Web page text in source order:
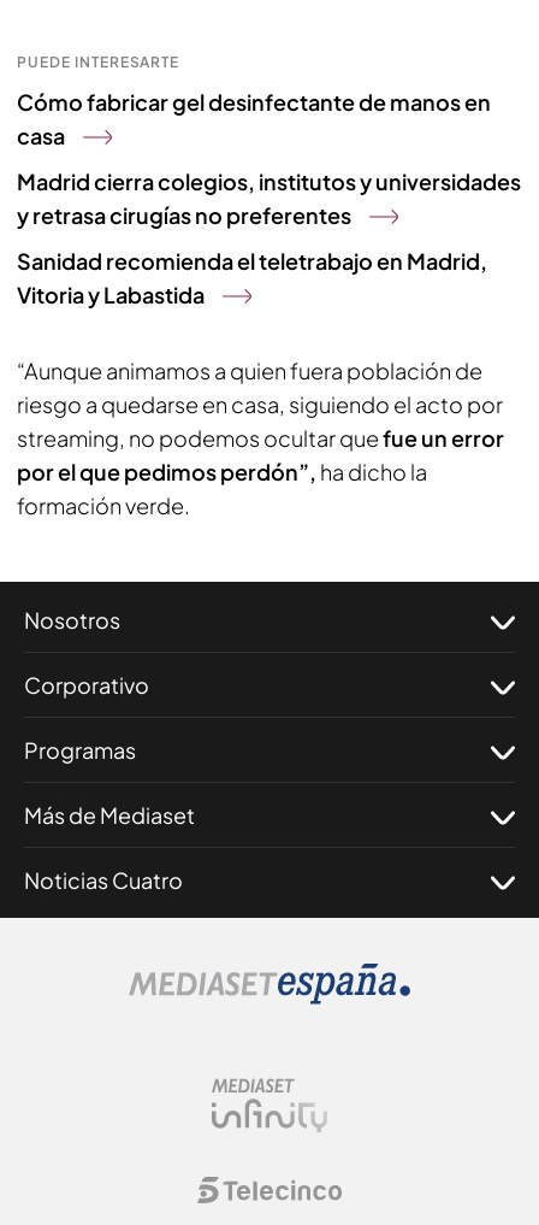
PUEDE INTERESARTE
Cómo fabricar gel desinfectante de manos en
casa
Madrid cierra colegios, institutos y universidades
y retrasa cirugías no preferentes
Sanidad recomienda el teletrabajo en Madrid,
Vitoria y Labastida
“Aunque animamos a quien fuera población de
riesgo a quedarse en casa, siguiendo el acto por
streaming, no podemos ocultar quefue un error
por el que pedimos perdón”, ha dicho la
formación verde.
Nosotros
Corporativo
Programas
Más de Mediaset
Noticias Cuatro